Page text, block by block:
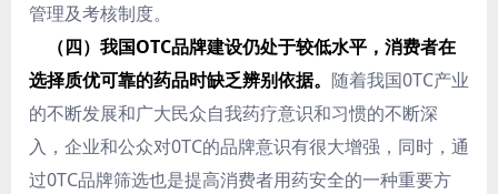
管理及考核制度。
（四）我国OTC品牌建设仍处于较低水平，消费者在
选择质优可靠的药品时缺乏辨别依据。 随着我国0TC产业
的不断发展和广大民众自我药疗意识和习惯的不断深
入，企业和公众对0TC的品牌意识有很大增强，同时，通
过0TC品牌筛选也是提高消费者用药安全的一种重要方